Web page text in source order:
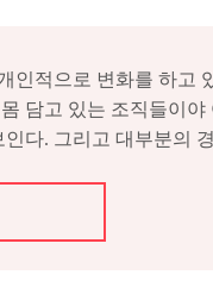
인적으로 변화를 하고
담고 있는 조직들이
인다. 그리고 대부분의